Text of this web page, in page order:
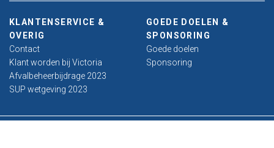
KLANTENSERVICE &
OVERIG
Contact
Klant worden bij Victoria
Afvalbeheerbijdrage 2023
SUP wetgeving 2023
GOEDE DOELEN &
SPONSORING
Goede doelen
Sponsoring